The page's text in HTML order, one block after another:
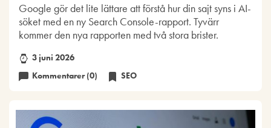
Google gör det lite lättare att förstå hur din sajt syns i AI-
söket med en ny Search Console-rapport. Tyvärr
kommer den nya rapporten med två stora brister.
3 juni 2026
Kommentarer (0)
SEO